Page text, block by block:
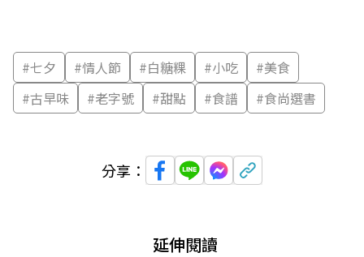
#七夕 #情人節 #白糖粿 #小吃 #美食
#古早味 #老字號 #甜點 #食譜 #食尚選書
分享：
延伸閱讀